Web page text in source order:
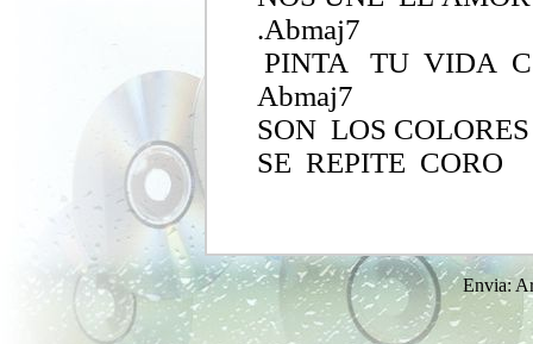
.Abmaj7
PINTA TU VIDA
SON LOS
SE REPITE CORO
Envia: